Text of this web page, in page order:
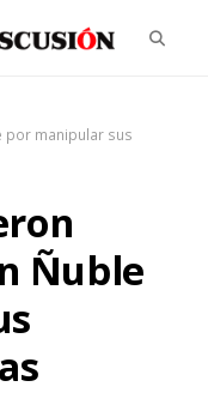
por manipular sus
Ñuble